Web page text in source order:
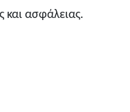
και ασφάλειας.